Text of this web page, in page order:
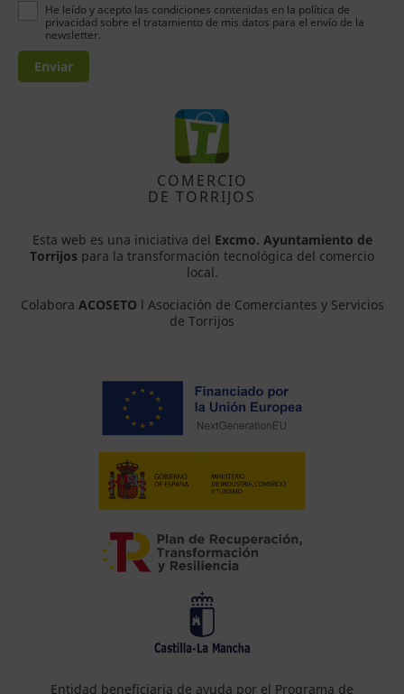
He leído y acepto las condiciones contenidas en la política de
privacidad sobre el tratamiento de mis datos para el envío de la
newsletter.
Enviar
COMERCIO
DE TORRIJOS
Esta web es una iniciativa del Excmo. Ayuntamiento de
Torrijos para la transformación tecnológica del comercio
local.
Colabora ACOSETO l Asociación de Comerciantes y Servicios
de Torrijos
Entidad beneficiaria de ayuda por el Programa de